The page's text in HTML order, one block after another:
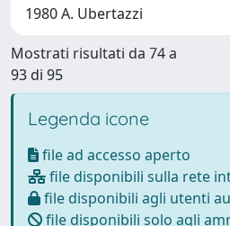
1980 A. Ubertazzi
Mostrati risultati da 74 a
93 di 95
Legenda icone
file ad accesso aperto
file disponibili sulla rete
file disponibili agli utenti
file disponibili solo agli